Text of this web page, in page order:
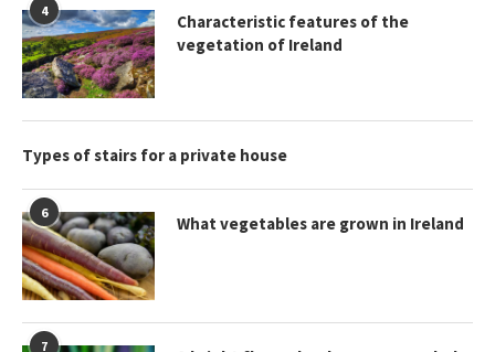
4
Characteristic features of the
vegetation of Ireland
Types of stairs for a private house
6
What vegetables are grown in Ireland
7